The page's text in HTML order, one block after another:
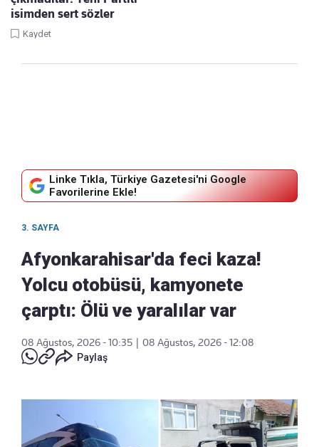
isimden sert sözler
Kaydet
Linke Tıkla, Türkiye Gazetesi'ni Google
Favorilerine Ekle!
3. SAYFA
Afyonkarahisar'da feci kaza!
Yolcu otobüsü, kamyonete
çarptı: Ölü ve yaralılar var
08 Ağustos, 2026 - 10:35
08 Ağustos, 2026 - 12:08
Paylaş